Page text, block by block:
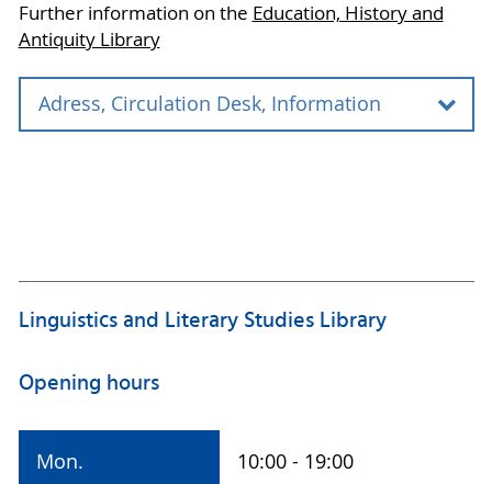
03.01.2027
öffnet am Montag,
Further information on the Education, History and
Antiquity Library
Adress, Circulation Desk, Information
18055 Rostock
Tel.: +49 381 498-8733
ausleihe-innenstadt.ub
Linguistics and Literary Studies Library
Opening hours
Mon. 10:00 - 19:00